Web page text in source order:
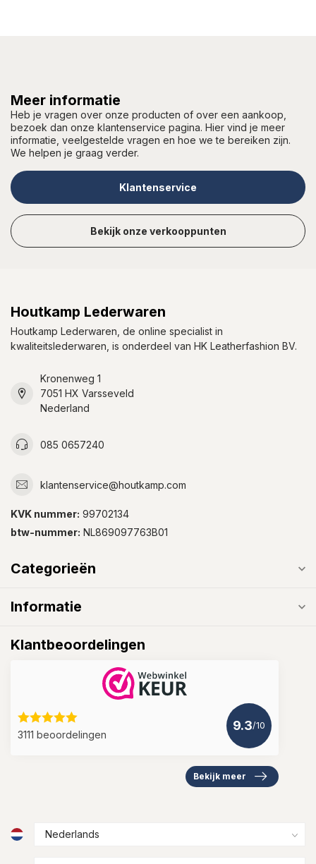
Meer informatie
Heb je vragen over onze producten of over een aankoop,
bezoek dan onze klantenservice pagina. Hier vind je meer
informatie, veelgestelde vragen en hoe we te bereiken zijn.
We helpen je graag verder.
Klantenservice
Bekijk onze verkooppunten
Houtkamp Lederwaren
Houtkamp Lederwaren, de online specialist in
kwaliteitslederwaren, is onderdeel van HK Leatherfashion BV.
Kronenweg 1
7051 HX Varsseveld
Nederland
085 0657240
klantenservice@houtkamp.com
KVK nummer: 99702134
btw-nummer: NL869097763B01
Categorieën
Informatie
Klantbeoordelingen
3111 beoordelingen
9.3/10
Bekijk meer